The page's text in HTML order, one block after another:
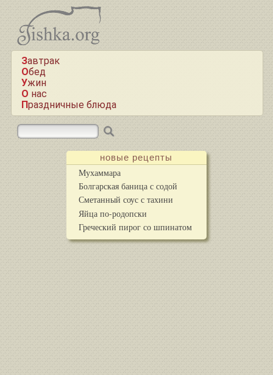
Завтрак
Обед
Ужин
О нас
Праздничные блюда
новые рецепты
Мухаммара
Болгарская баница с содой
Сметанный соус с тахини
Яйца по-родопски
Греческий пирог со шпинатом